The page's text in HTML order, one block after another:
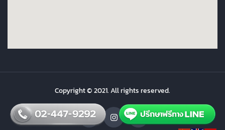
Copyright © 2021. All rights reserved.